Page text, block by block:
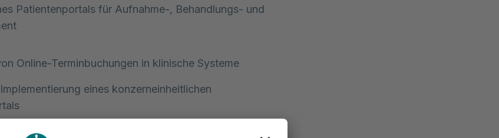
Patientenportals für Aufnahme-, Behandlungs- und
Online-Terminbuchungen in klinische Systeme
eines konzerneinheitlichen
von Behandlungsdaten zwischen den